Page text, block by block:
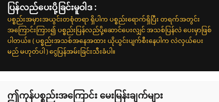
ပြန်လည်ပေးပို့ခြင်းမူဝါဒ :
ပစ္စည်းအမှားအယွင်းတစုံတရာ ရှိပါက ပစ္စည်းရောက်ရှိပြီး တရက်အတွင်း
အကြောင်းကြား၍ ပစ္စည်းပြန်လည်ပို့ဆောင်ပေးလျှင် အသစ်ပြန်လဲ ပေးမှာဖြစ်
ပါတယ်။ ( ပစ္စည်းအသစ်အနေအထား ယိုယွင်းပျက်စီးနေပါက လဲလှယ်ပေး
မည် မဟုတ်ပါ ) ငွေပြန်အမ်းခြင်းသီးခံပါ။
ဤကုန်ပစ္စည်းအကြောင်း မေးမြန်းချက်များ